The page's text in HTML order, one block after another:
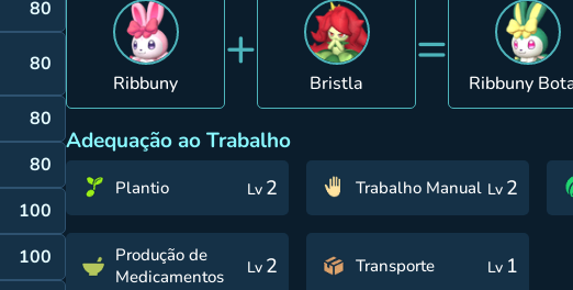
80
80
80
80
100
100
Ribbuny + Bristla = Ribbuny
Adequação ao Trabalho
Plantio Lv 2 Trabalho Manual Lv 2
Produção de
Medicamentos
Lv 2 Transporte Lv 1